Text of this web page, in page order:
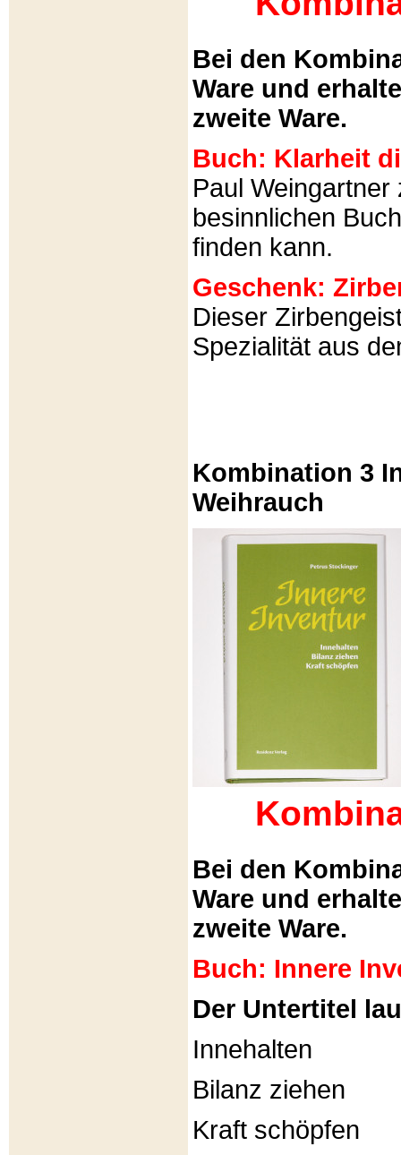
Bei den
Ware und
zweite Ware.
Buch: Klarheit
Paul
besinnlichen
finden kann.
Geschenk:
Dieser
Spezialität aus
Kombination 3
Weihrauch
Bei den
Ware und
zweite Ware.
Buch: Innere
Der Untertitel
Innehalten
Bilanz ziehen
Kraft schöpfen